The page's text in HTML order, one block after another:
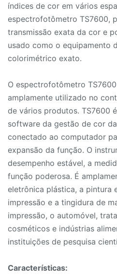
índices de cor em vários
espectrofotômetro TS7600,
transmissão exata da cor e
usado como o equipamento
colorimétrico exato.
O espectrofotômetro
amplamente utilizado no
de vários produtos. TS7600
software da gestão de cor
conectado ao computador
expansão da função. O
desempenho estável, a
função poderosa. É
eletrônica plástica, a pintura
impressão e a tingidura de
impressão, o automóvel,
cosméticos e indústrias
instituições de pesquisa
Características: